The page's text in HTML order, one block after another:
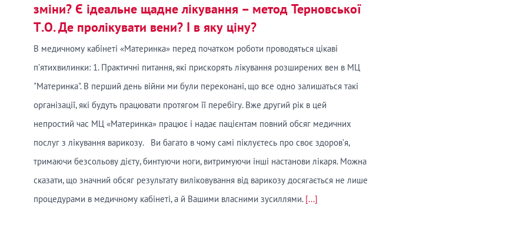
зміни? Є ідеальне щадне лікування – метод Терновської
Т.О. Де пролікувати вени? І в яку ціну?
В медичному кабінеті «Материнка» перед початком роботи проводяться цікаві
п’ятихвилинки: 1. Практичні питання, які прискорять лікування розширених вен в МЦ
"Материнка". В перший день війни ми були переконані, що все одно залишаться такі
організації, які будуть працювати протягом її перебігу. Вже другий рік в цей
непростий час МЦ «Материнка» працює і надає пацієнтам повний обсяг медичних
послуг з лікування варикозу. Ви багато в чому самі піклуєтесь про своє здоров’я,
тримаючи безсольову дієту, бинтуючи ноги, витримуючи інші настанови лікаря. Можна
сказати, що значний обсяг результату виліковування від варикозу досягається не лише
процедурами в медичному кабінеті, а й Вашими власними зусиллями. [...]